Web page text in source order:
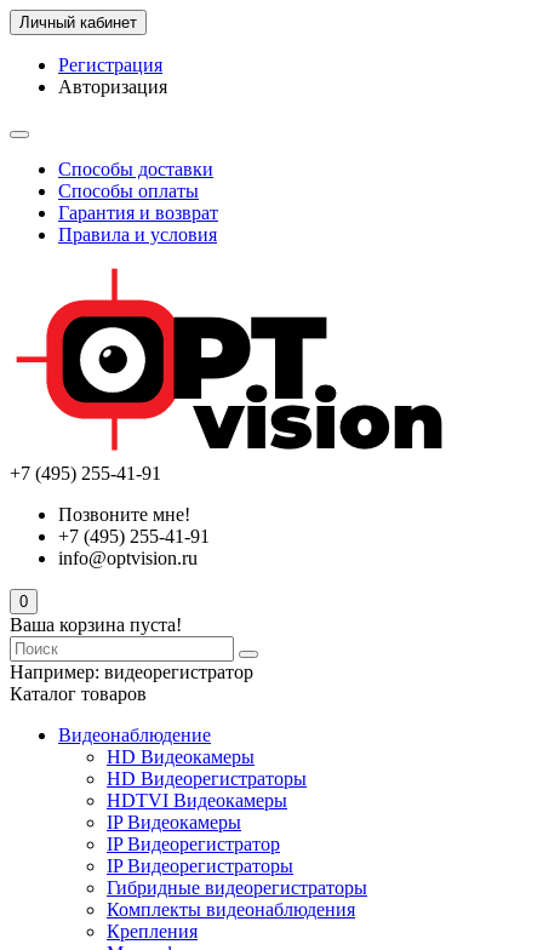
Личный кабинет
Регистрация
Авторизация
Способы доставки
Способы оплаты
Гарантия и возврат
Правила и условия
+7 (495) 255-41-91
Позвоните мне!
+7 (495) 255-41-91
info@optvision.ru
0
Ваша корзина пуста!
Например: видеорегистратор
Каталог товаров
Видеонаблюдение
HD Видеокамеры
HD Видеорегистраторы
HDTVI Видеокамеры
IP Видеокамеры
IP Видеорегистратор
IP Видеорегистраторы
Гибридные видеорегистраторы
Комплекты видеонаблюдения
Крепления